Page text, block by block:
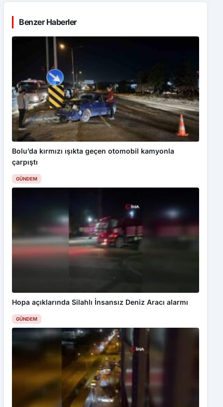
Benzer Haberler
Bolu’da kırmızı ışıkta geçen otomobil kamyonla
çarpıştı
GÜNDEM
Hopa açıklarında Silahlı İnsansız Deniz Aracı alarmı
GÜNDEM
Bu web sitesinde en iyi deneyimi yaşamanızı sağlamak için
çerezler kullanılmaktadır. Detaylar için
Gizlilik Politikamız
inceleyebilirsiniz.
Kabul Et